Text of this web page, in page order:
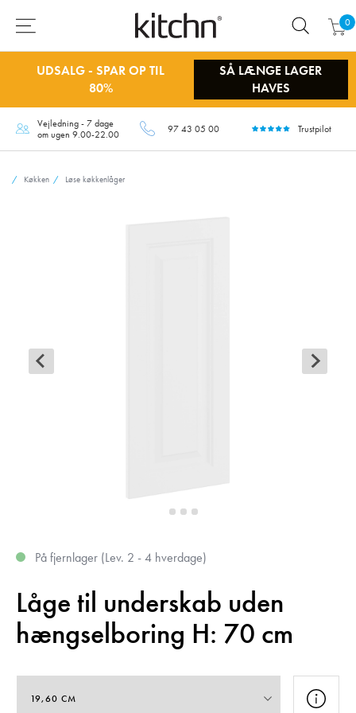
0
UDSALG - SPAR OP TIL
80%
SÅ LÆNGE LAGER
HAVES
Vejledning - 7 dage
om ugen 9.00-22.00
97 43 05 00 Trustpilot
Køkken Løse køkkenlåger
På fjernlager (Lev. 2 - 4 hverdage)
Låge til underskab uden
hængselboring H: 70 cm